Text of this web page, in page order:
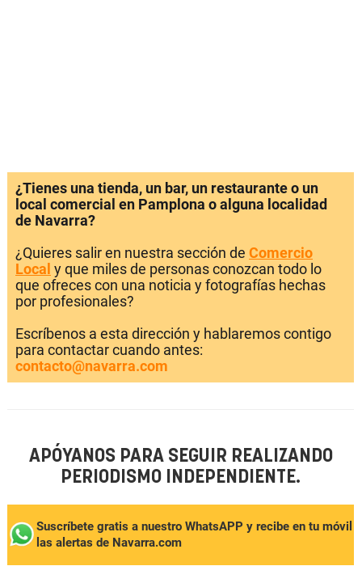
¿Tienes una tienda, un bar, un restaurante o un
local comercial en Pamplona o alguna localidad
de Navarra?
¿Quieres salir en nuestra sección de Comercio
Local y que miles de personas conozcan todo lo
que ofreces con una noticia y fotografías hechas
por profesionales?
Escríbenos a esta dirección y hablaremos contigo
para contactar cuando antes:
contacto@navarra.com
APÓYANOS PARA SEGUIR REALIZANDO
PERIODISMO INDEPENDIENTE.
Suscríbete gratis a nuestro WhatsAPP y recibe en tu móvil
las alertas de Navarra.com